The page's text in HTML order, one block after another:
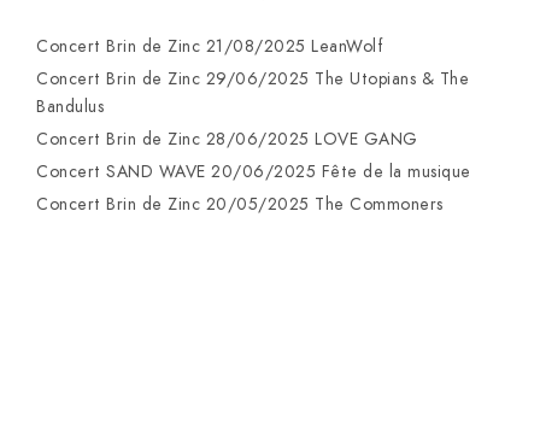
Concert Brin de Zinc 21/08/2025 LeanWolf
Concert Brin de Zinc 29/06/2025 The Utopians & The
Bandulus
Concert Brin de Zinc 28/06/2025 LOVE GANG
Concert SAND WAVE 20/06/2025 Fête de la musique
Concert Brin de Zinc 20/05/2025 The Commoners